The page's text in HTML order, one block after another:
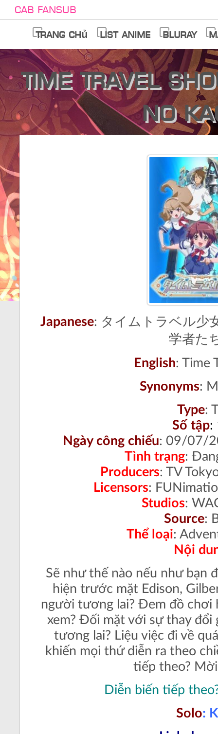
Cab Fansub
Trang chủ List anime Bluray
Time Travel
no
Japanese: タイムトラベル少
学者た
English: Time
Synonyms:
Type:
Số tập:
Ngày công chiếu: 09/07/
Tình trạng:
Producers: TV
Licensors:
Studios:
Source:
Thể loại:
Nội
Sẽ như thế nào nếu như bạn
hiện trước mặt Edison,
người tương lai? Đem đồ chơi
xem?Đối mặt với sự thay đổi
tương lai? Liệu việc đi về
khiến mọi thứ diễn ra theo
tiếp theo?
Diễn biến tiếp
Solo: